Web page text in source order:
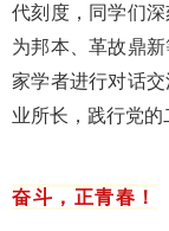
代刻度，同学们
为邦本、革故鼎
家学者进行对话
业所长，践行党的
奋斗，正青春！